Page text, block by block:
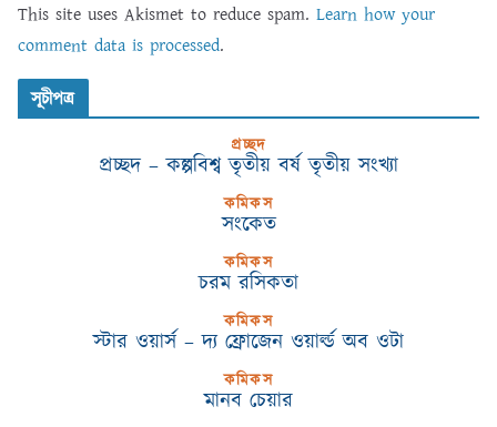
This site uses Akismet to reduce spam. Learn how your
comment data is processed.
সূচীপত্র
প্রচ্ছদ
প্রচ্ছদ – কল্পবিশ্ব তৃতীয় বর্ষ তৃতীয় সংখ্যা
কমিকস
সংকেত
কমিকস
চরম রসিকতা
কমিকস
স্টার ওয়ার্স – দ্য ফ্রোজেন ওয়ার্ল্ড অব ওটা
কমিকস
মানব চেয়ার